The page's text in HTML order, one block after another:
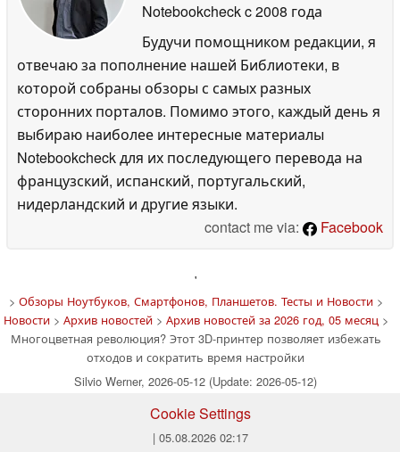
Notebookcheckc 2008 года
Будучи помощником редакции, я
отвечаю за пополнение нашей Библиотеки, в
которой собраны обзоры с самых разных
сторонних порталов. Помимо этого, каждый день я
выбираю наиболее интересные материалы
Notebookcheck для их последующего перевода на
французский, испанский, португальский,
нидерландский и другие языки.
contact me via:
Facebook
'
> Обзоры Ноутбуков, Смартфонов, Планшетов. Тесты и Новости>
Новости> Архив новостей> Архив новостей за 2026 год, 05 месяц>
Многоцветная революция? Этот 3D-принтер позволяет избежать
отходов и сократить время настройки
Silvio Werner, 2026-05-12 (Update: 2026-05-12)
Cookie Settings
| 05.08.2026 02:17